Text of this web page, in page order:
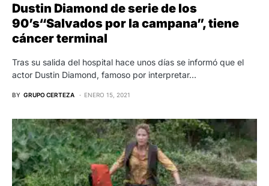
Dustin Diamond de serie de los
90’s“Salvados por la campana”, tiene
cáncer terminal
Tras su salida del hospital hace unos días se informó que el
actor Dustin Diamond, famoso por interpretar…
BY GRUPO CERTEZA ENERO 15, 2021